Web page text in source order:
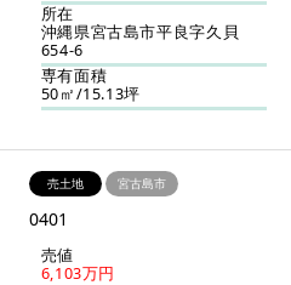
所在
沖縄県宮古島市平良字久貝
654-6
専有面積
50㎡/15.13坪
売土地 宮古島市
0401
売値
6,103万円